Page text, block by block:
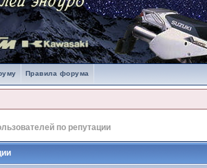
Правила форума
по репутации